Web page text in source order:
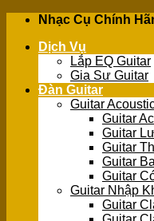
Skip
content
Nhạc Cụ Chính
Dịch Vụ
Lắp EQ Guitar
Gia Sư Guitar
Đàn Guitar
Guitar
Guitar
Guitar
Guitar
Guitar
Guitar
Guitar Nhập
Guitar